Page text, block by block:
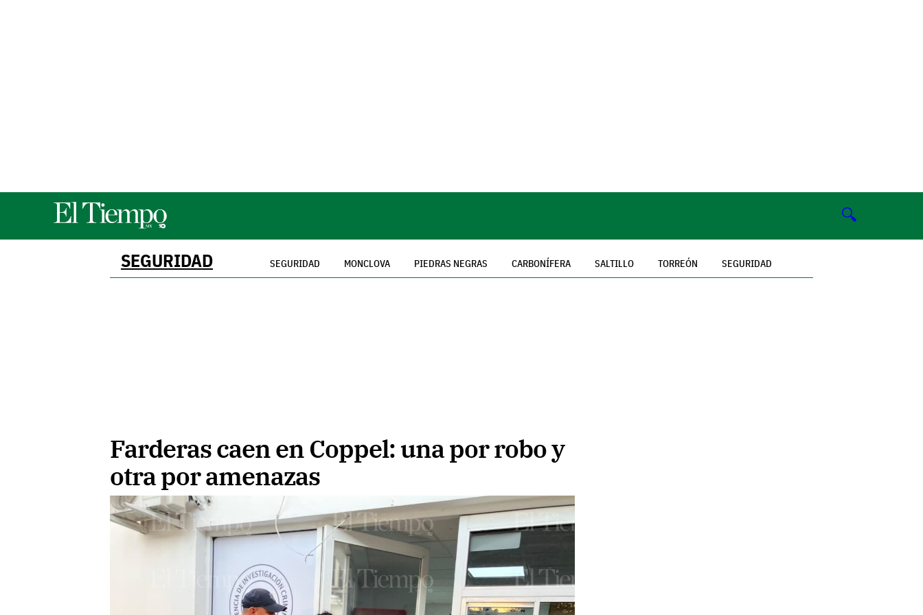
🔍
SEGURIDAD SEGURIDAD MONCLOVA PIEDRAS NEGRAS CARBONÍFERA SALTILLO TORREÓN SEGURIDAD
Farderas caen en Coppel: una por robo y
otra por amenazas